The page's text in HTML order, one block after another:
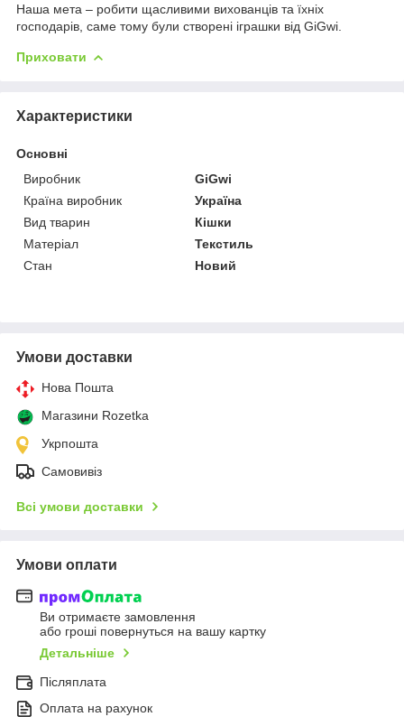
Наша мета – робити щасливими вихованців та їхніх
господарів, саме тому були створені іграшки від GiGwi.
Приховати
Характеристики
Основні
Виробник
GiGwi
Країна виробник
Україна
Вид тварин
Кішки
Матеріал
Текстиль
Стан
Новий
Умови доставки
Нова Пошта
Магазини Rozetka
Укрпошта
Самовивіз
Всі умови доставки
Умови оплати
Ви отримаєте замовлення
або гроші повернуться на вашу картку
Детальніше
Післяплата
Оплата на рахунок